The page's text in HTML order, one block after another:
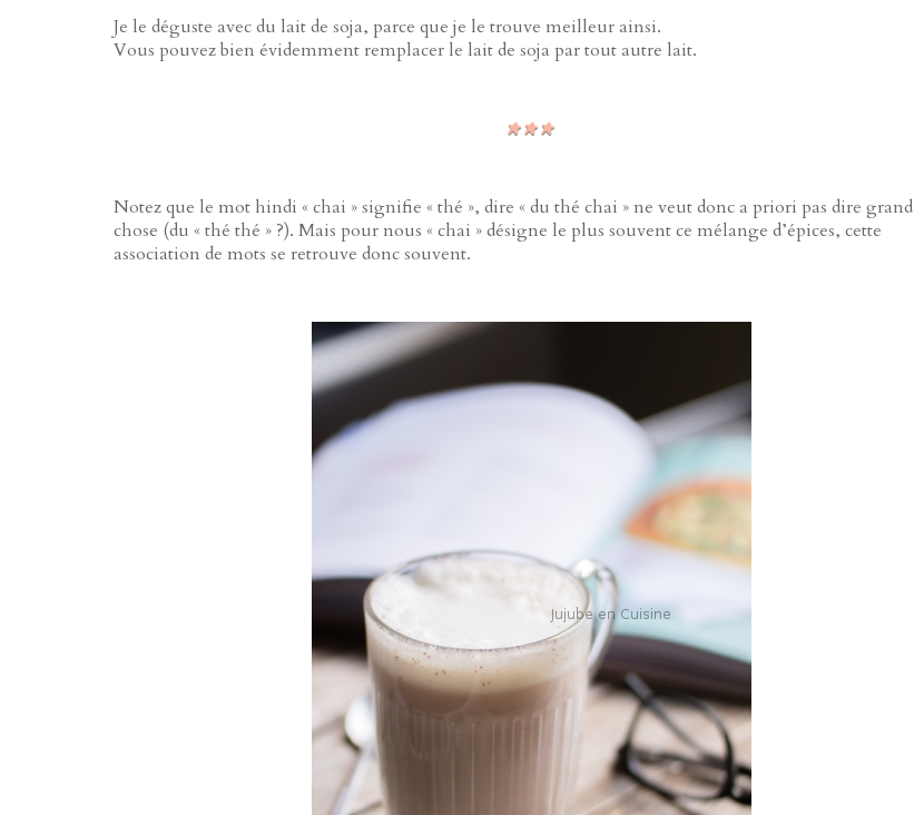
Je le déguste avec du lait de soja, parce que je le trouve meilleur ainsi.
Vous pouvez bien évidemment remplacer le lait de soja par tout autre lait.
Notez que le mot hindi « chai » signifie « thé », dire « du thé chai » ne veut donc a priori pas dire grand
chose (du « thé thé » ?). Mais pour nous « chai » désigne le plus souvent ce mélange d’épices, cette
association de mots se retrouve donc souvent.